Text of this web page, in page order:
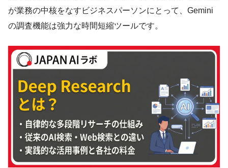
が業務の中核をなすビジネスパーソンにとって、Gemini
の調査機能は強力な時間短縮ツールです。